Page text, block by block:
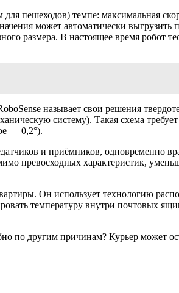
пешеходов) темпе: максимальная
может автоматически выгрузить
размера. В настоящее время робот
называет свои решения
систему). Такая схема
— 0,2°).
и приёмников, одновременно
превосходных характеристик,
Он использует технологию
температуру внутри почтовых
по другим причинам? Курьер может